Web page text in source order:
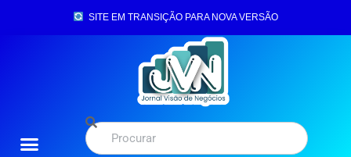
SITE EM TRANSIÇÃO PARA NOVA VERSÃO